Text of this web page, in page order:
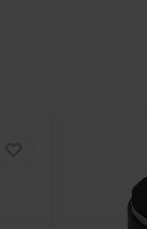
per una sensibilità
un suono fluido
e il supporto